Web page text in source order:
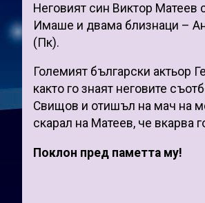
Неговият син Виктор Матеев
Имаше и двама близнаци –
(Пк).
Големият български актьор
както го знаят неговите
Свищов и отишъл на мач на
скарал на Матеев, че вкарва
Поклон пред паметта му!